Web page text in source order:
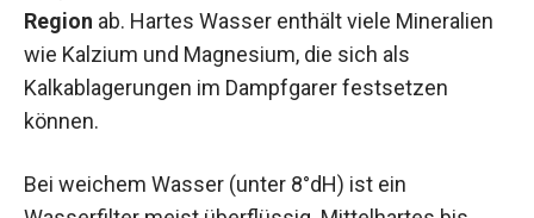
Region ab. Hartes Wasser enthält viele Mineralien
wie Kalzium und Magnesium, die sich als
Kalkablagerungen im Dampfgarer festsetzen
können.
Bei weichem Wasser (unter 8°dH) ist ein